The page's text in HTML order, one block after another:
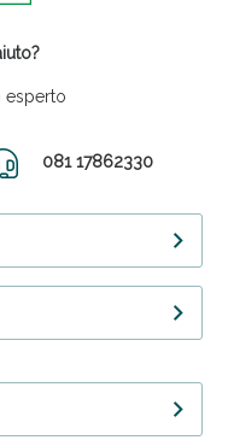
esperto
081 17862330